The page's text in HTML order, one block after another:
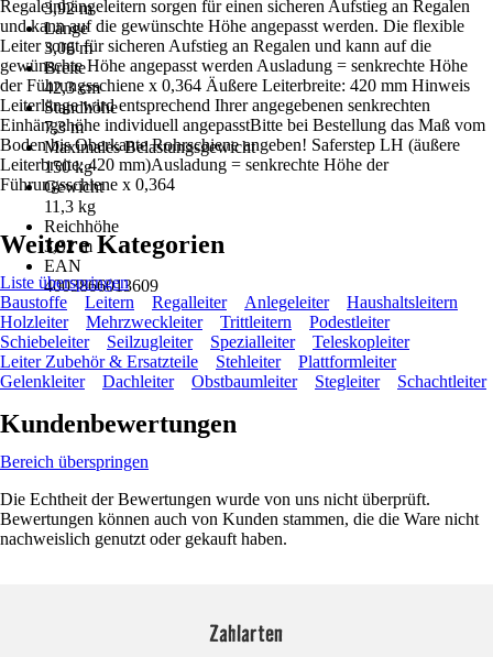
3,92 m
Länge
3,06 m
Breite
42,3 cm
Standhöhe
7,3 m
Maximales Belastungsgewicht
150 kg
Gewicht
11,3 kg
Reichhöhe
3,92 m
EAN
4003866013609
Regaleinhängeleitern sorgen für einen sicheren Aufstieg an Regalen
und kann auf die gewünschte Höhe angepasst werden. Die flexible
Leiter sorgt für sicheren Aufstieg an Regalen und kann auf die
gewünschte Höhe angepasst werden Ausladung = senkrechte Höhe
der Führungsschiene x 0,364 Äußere Leiterbreite: 420 mm Hinweis
Leiterlänge wird entsprechend Ihrer angegebenen senkrechten
Einhängehöhe individuell angepasstBitte bei Bestellung das Maß vom
Boden bis Oberkante Rohrschiene angeben! Saferstep LH (äußere
Leiterbreite: 420 mm)Ausladung = senkrechte Höhe der
Führungsschiene x 0,364
Weitere Kategorien
Liste überspringen
Baustoffe
Leitern Regalleiter Anlegeleiter
Haushaltsleitern
Holzleiter
Mehrzweckleiter Trittleitern
Podestleiter
Schiebeleiter
Seilzugleiter Spezialleiter
Teleskopleiter
Leiter Zubehör & Ersatzteile
Stehleiter
Plattformleiter
Gelenkleiter
Dachleiter Obstbaumleiter Stegleiter Schachtleiter
Kundenbewertungen
Bereich überspringen
Die Echtheit der Bewertungen wurde von uns nicht überprüft.
Bewertungen können auch von Kunden stammen, die die Ware nicht
nachweislich genutzt oder gekauft haben.
Zahlarten